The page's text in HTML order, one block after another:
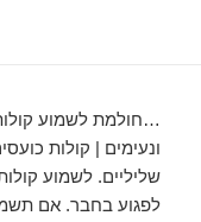
…חולמת לשמוע
ונעימים | קולות
שליליים. לשמוע
לפגוע בחבר. אם